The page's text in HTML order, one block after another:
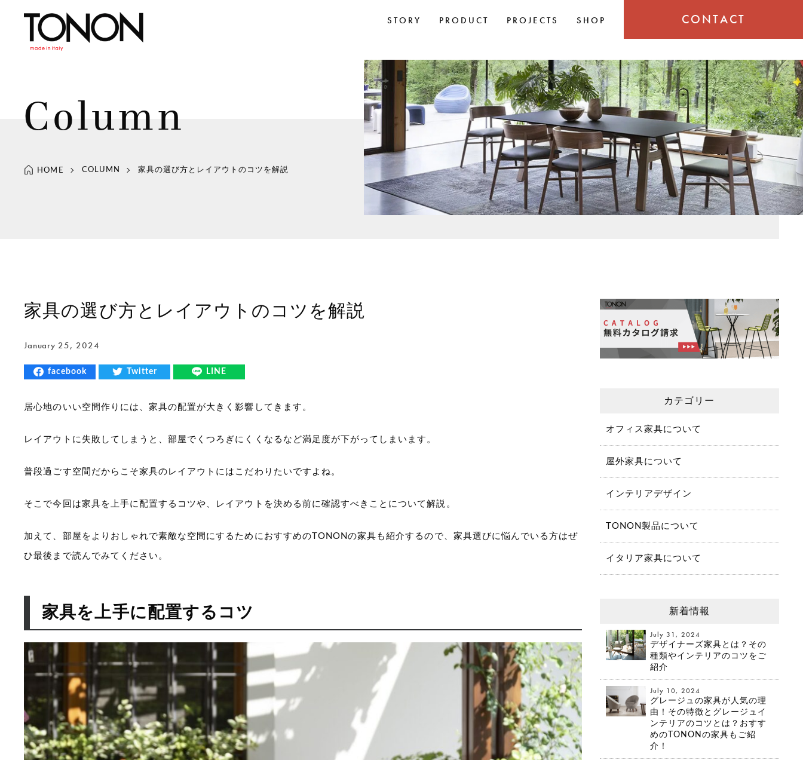
STORY PRODUCT PROJECTS SHOP CONTACT
Column
HOME COLUMN 家具の選び方とレイアウトのコツを解説
家具の選び方とレイアウトのコツを解説
January 25, 2024
facebook Twitter LINE
居心地のいい空間作りには、家具の配置が大きく影響してきます。
レイアウトに失敗してしまうと、部屋でくつろぎにくくなるなど満足度が下がってしまいます。
普段過ごす空間だからこそ家具のレイアウトにはこだわりたいですよね。
そこで今回は家具を上手に配置するコツや、レイアウトを決める前に確認すべきことについて解説。
加えて、部屋をよりおしゃれで素敵な空間にするためにおすすめのTONONの家具も紹介するので、家具選びに悩んでいる方はぜ
ひ最後まで読んでみてください。
家具を上手に配置するコツ
カテゴリー
オフィス家具について
屋外家具について
インテリアデザイン
TONON製品について
イタリア家具について
新着情報
July 31, 2024
デザイナーズ家具とは？その
種類やインテリアのコツをご
紹介
July 10, 2024
グレージュの家具が人気の理
由！その特徴とグレージュイ
ンテリアのコツとは？おすす
めのTONONの家具もご紹
介！